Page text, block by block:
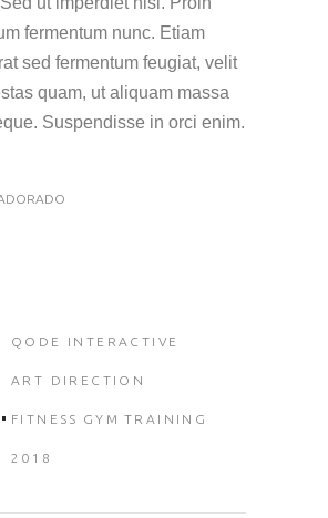
fermentum nunc. Etiam
sed fermentum feugiat, velit
quam, ut aliquam massa
Suspendisse in orci enim.
QODE INTERACTIVE
ART DIRECTION
FITNESS GYM TRAINING
2018